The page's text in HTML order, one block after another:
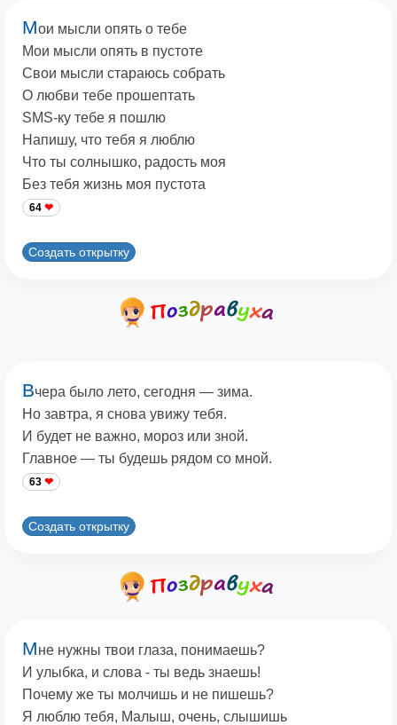
Мои мысли опять о тебе
Мои мысли опять в пустоте
Свои мысли стараюсь собрать
О любви тебе прошептать
SMS-ку тебе я пошлю
Напишу, что тебя я люблю
Что ты солнышко, радость моя
Без тебя жизнь моя пустота
64
Создать открытку
Вчера было лето, сегодня — зима.
Но завтра, я снова увижу тебя.
И будет не важно, мороз или зной.
Главное — ты будешь рядом со мной.
63
Создать открытку
Мне нужны твои глаза, понимаешь?
И улыбка, и слова - ты ведь знаешь!
Почему же ты молчишь и не пишешь?
Я люблю тебя, Малыш, очень, слышишь